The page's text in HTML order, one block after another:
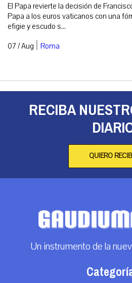
El Papa revierte la decisión de
Papa a los euros vaticanos con una
efigie y escudo s...
07 / Aug | Roma
RECIBA
QUIERO
Un instrumento de la